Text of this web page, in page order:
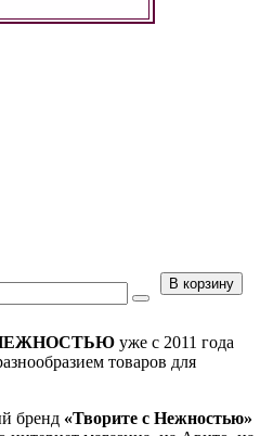
В корзину
уже с 2011 года
товаров для
бренд «Творите с Нежностью»